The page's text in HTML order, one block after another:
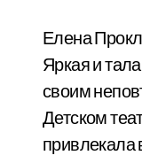
Елена
Яркая и
своим
Детском
привлекала